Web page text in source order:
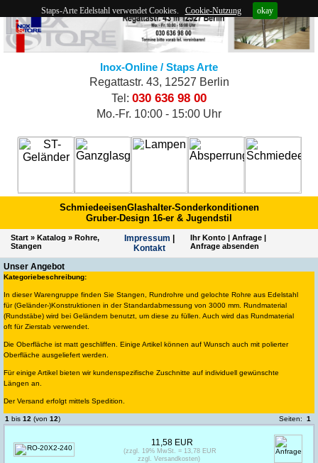
Staps-Arte Edelstahl verwendet Cookies. Cookie-Nutzung okay
Inox-Online / Staps Arte
Regattastr. 43, 12527 Berlin
Tel: 030 636 98 00
Mo.-Fr. 10:00 - 15:00 Uhr
SchmiedeeisenGlashalter-Sonderkonditionen
Gruber-Design 16-er & Jugendstil
Start » Katalog » Rohre,
Stangen
Impres­sum
Kontakt
Ihr Konto| Anfrage|
Anfrage absenden
Unser Angebot
Kategoriebeschreibung:
In dieser Warengruppe finden Sie Stangen, Rundrohre und gelochte Rohre aus Edelstahl
für (Geländer-)Konstruktionen in der Standardabmessung von 3000 mm. Rundmaterial
(Rundstäbe) wird bei Geländern benutzt, um diese zu füllen. Auch wird das Rundmaterial
oft für Zierstab verwendet.
Die Oberfläche ist matt geschliffen. Einige Artikel können auf Wunsch auch mit polierter
Oberfläche ausgeliefert werden.
Für einige Artikel bieten wir kundenspezifische Zuschnitte auf individuell gewünschte
Längen an.
Der Versand erfolgt mittels Spedition.
1 bis 12 (von 12) Seiten: 1
11,58 EUR
(zzgl. 19% MwSt. = 13,78 EUR
zzgl. Versandkosten)